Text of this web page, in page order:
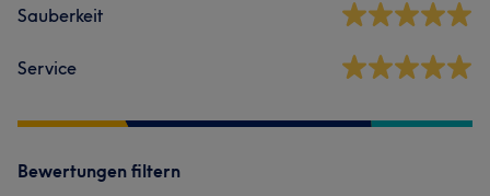
Sauberkeit
Service
Bewertungen filtern